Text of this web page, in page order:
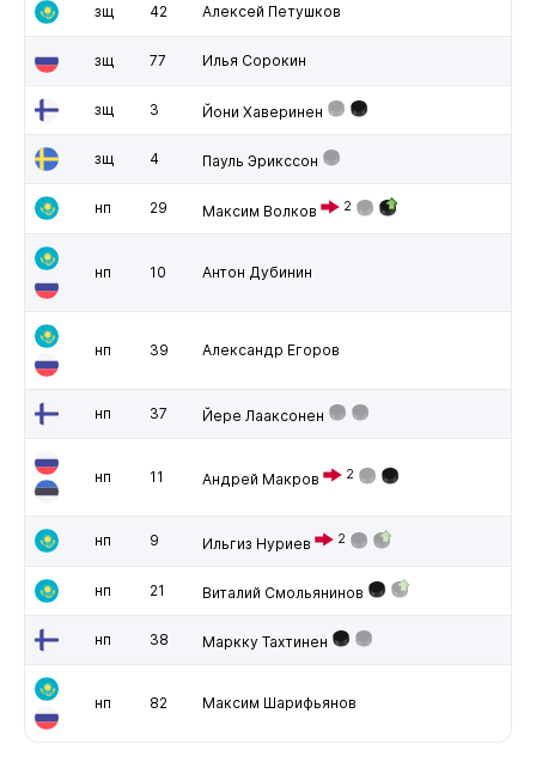
зщ 42 Алексей Петушков
зщ 77 Илья Сорокин
зщ 3 Йони Хаверинен
зщ 4 Пауль Эрикссон
нп 29 Максим Волков 2
нп 10 Антон Дубинин
нп 39 Александр Егоров
нп 37 Йере Лааксонен
нп 11 Андрей Макров 2
нп 9 Ильгиз Нуриев 2
нп 21 Виталий Смольянинов
нп 38 Маркку Тахтинен
нп 82 Максим Шарифьянов